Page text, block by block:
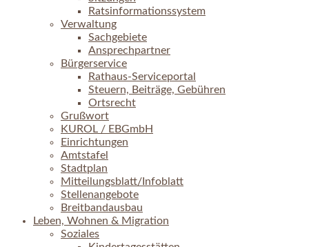
Ratsinformationssystem
Verwaltung
Sachgebiete
Ansprechpartner
Bürgerservice
Rathaus-Serviceportal
Steuern, Beiträge, Gebühren
Ortsrecht
Grußwort
KUROL / EBGmbH
Einrichtungen
Amtstafel
Stadtplan
Mitteilungsblatt/Infoblatt
Stellenangebote
Breitbandausbau
Leben, Wohnen & Migration
Soziales